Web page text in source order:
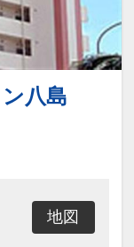
八島
地図